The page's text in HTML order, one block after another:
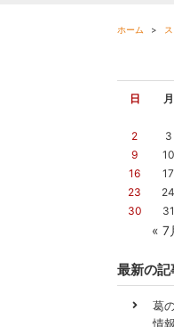
ホーム
日 月
« 7
2
3
9
10
16
17
23
24
30
31
最新の記
葛
情